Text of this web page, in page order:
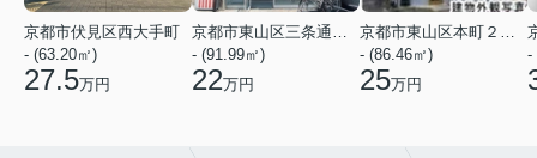
京都市伏見区西大手町
- (63.20㎡)
27.5万円
- (91.99㎡)
22万円
- (86.46㎡)
25万円
-